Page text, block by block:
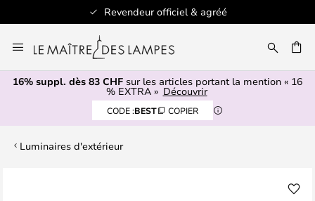
Revendeur officiel & agréé
au
contenu
16% suppl. dès 83 CHF sur les articles portant la mention « 16
% EXTRA » Découvrir
CODE :BEST COPIER
Luminaires d'extérieur